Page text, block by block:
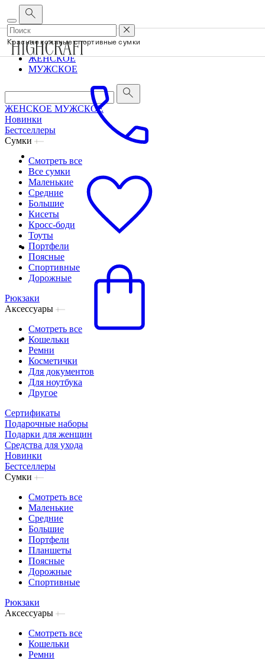
Корпоративным клиентам • О бренде
ЖЕНСКОЕ
МУЖСКОЕ
ЖЕНСКОЕ МУЖСКОЕ
Новинки
Бестселлеры
Сумки
Смотреть все
Все сумки
Маленькие
Средние
Большие
Кисеты
Кросс-боди
Тоуты
Портфели
Поясные
Спортивные
Дорожные
Рюкзаки
Аксессуары
Смотреть все
Кошельки
Ремни
Косметички
Для документов
Для ноутбука
Другое
Сертификаты
Подарочные наборы
Подарки для женщин
Средства для ухода
Новинки
Бестселлеры
Сумки
Смотреть все
Маленькие
Средние
Большие
Портфели
Планшеты
Поясные
Дорожные
Спортивные
Рюкзаки
Аксессуары
Смотреть все
Кошельки
Ремни
Красные кожаные спортивные сумки